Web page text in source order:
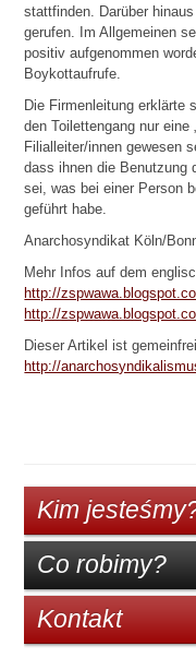
stattfinden. Darüber
gerufen. Im Allgemeinen
positiv aufgenommen
Boykottaufrufe.
Die Firmenleitung erklärte
den Toilettengang nur eine
Filialleiter/innen gewesen
dass ihnen die Benutzung
sei, was bei einer Person
geführt habe.
Anarchosyndikat Köln/
Mehr Infos auf dem
http://
http://
Dieser Artikel ist
http://
Kim
Co robimy?
Kontakt